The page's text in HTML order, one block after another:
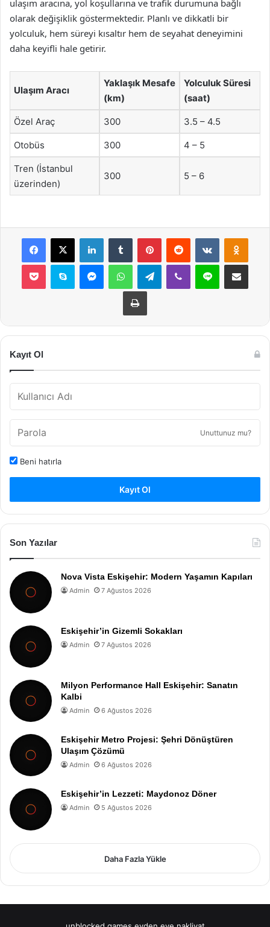
ulaşım aracına, yol koşullarına ve trafik durumuna bağlı
olarak değişiklik göstermektedir. Planlı ve dikkatli bir
yolculuk, hem süreyi kısaltır hem de seyahat deneyimini
daha keyifli hale getirir.
Ulaşım Aracı
Yaklaşık Mesafe
(km)
Yolculuk Süresi
(saat)
Özel Araç 300 3.5 – 4.5
Otobüs 300 4 – 5
Tren (İstanbul
üzerinden)
300 5 – 6
Facebook
X LinkedInTumblr PinterestReddit VKontakte
Pocket Skype MessengerWhatsAppTelegramViber Line E-Posta ile
Yazdır
Kayıt Ol
Unuttunuz mu?
Beni hatırla
Kayıt Ol
Son Yazılar
Nova Vista Eskişehir: Modern Yaşamın Kapıları
Admin 7 Ağustos 2026
Eskişehir’in Gizemli Sokakları
Admin 7 Ağustos 2026
Milyon Performance Hall Eskişehir: Sanatın
Kalbi
Admin 6 Ağustos 2026
Eskişehir Metro Projesi: Şehri Dönüştüren
Ulaşım Çözümü
Admin 6 Ağustos 2026
Eskişehir’in Lezzeti: Maydonoz Döner
Admin 5 Ağustos 2026
Daha Fazla Yükle